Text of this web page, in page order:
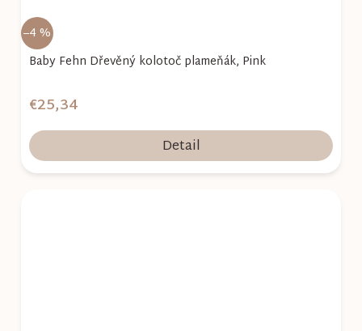
–4 %
Baby Fehn Dřevěný kolotoč plameňák, Pink
€25,34
Detail